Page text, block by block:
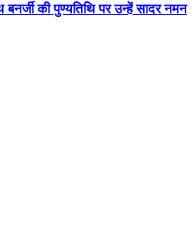
बनर्जी की पुण्यतिथि पर उन्हें सादर नमन